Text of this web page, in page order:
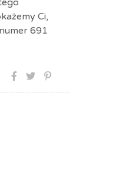
Ci,
691